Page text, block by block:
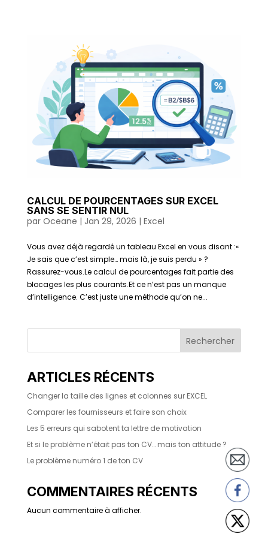
CALCUL DE POURCENTAGES SUR EXCEL
SANS SE SENTIR NUL
par Oceane | Jan 29, 2026 | Excel
Vous avez déjà regardé un tableau Excel en vous disant :«
Je sais que c’est simple… mais là, je suis perdu » ?
Rassurez-vous.Le calcul de pourcentages fait partie des
blocages les plus courants.Et ce n’est pas un manque
d’intelligence. C’est juste une méthode qu’on ne...
Rechercher
ARTICLES RÉCENTS
Changer la taille des lignes et colonnes sur EXCEL
Comparer les fournisseurs et faire son choix
Les 5 erreurs qui sabotent ta lettre de motivation
Et si le problème n’était pas ton CV… mais ton attitude ?
Le problème numéro 1 de ton CV
COMMENTAIRES RÉCENTS
Aucun commentaire à afficher.